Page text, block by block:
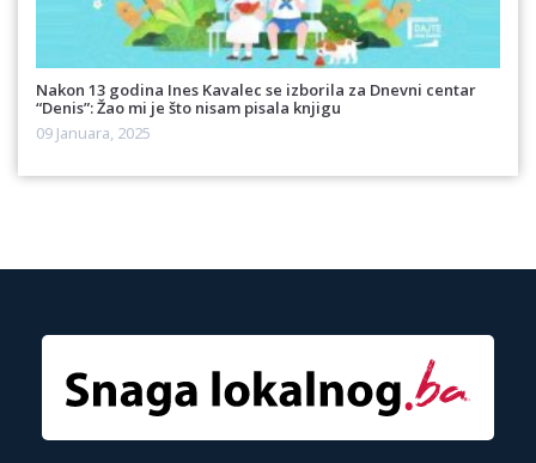
Nakon 13 godina Ines Kavalec se izborila za Dnevni centar
“Denis”: Žao mi je što nisam pisala knjigu
09 Januara, 2025